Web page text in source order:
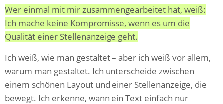
Wer einmal mit mir zusammengearbeitet hat, weiß:
Ich mache keine Kompromisse, wenn es um die
Qualität einer Stellenanzeige geht.
Ich weiß, wie man gestaltet – aber ich weiß vor allem,
warum man gestaltet. Ich unterscheide zwischen
einem schönen Layout und einer Stellenanzeige, die
bewegt. Ich erkenne, wann ein Text einfach nur